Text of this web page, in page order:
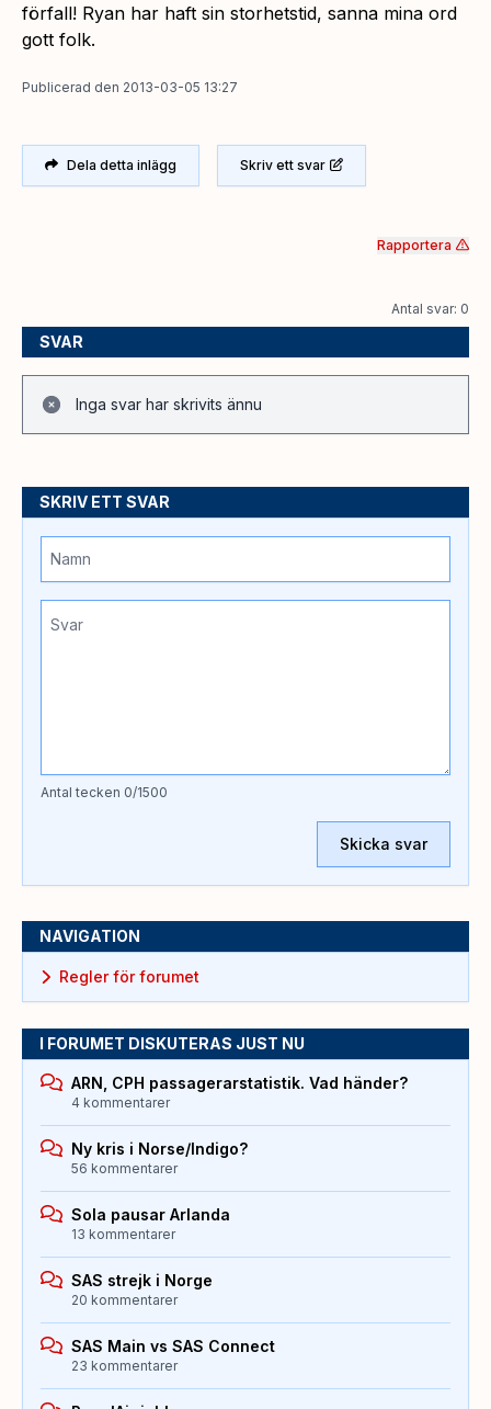
förfall! Ryan har haft sin storhetstid, sanna mina ord
gott folk.
Publicerad den 2013-03-05 13:27
Dela detta inlägg Skriv ett svar
Rapportera
Antal svar: 0
SVAR
Inga svar har skrivits ännu
SKRIV ETT SVAR
Antal tecken 0/1500
Skicka svar
NAVIGATION
Regler för forumet
I FORUMET DISKUTERAS JUST NU
ARN, CPH passagerarstatistik. Vad händer?
4 kommentarer
Ny kris i Norse/Indigo?
56 kommentarer
Sola pausar Arlanda
13 kommentarer
SAS strejk i Norge
20 kommentarer
SAS Main vs SAS Connect
23 kommentarer